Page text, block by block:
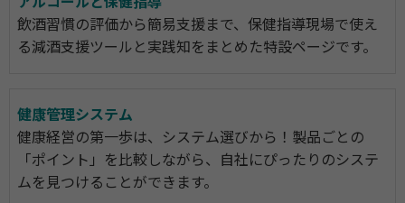
飲酒習慣の評価から簡易支援まで、保健指導現場で使え
る減酒支援ツールと実践知をまとめた特設ページです。
健康管理システム
健康経営の第一歩は、システム選びから！製品ごとの
「ポイント」を比較しながら、自社にぴったりのシステ
ムを見つけることができます。